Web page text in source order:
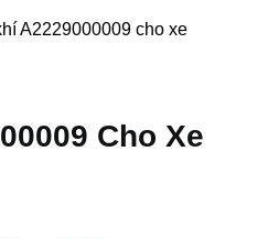
A2229000009 cho xe
Cho Xe